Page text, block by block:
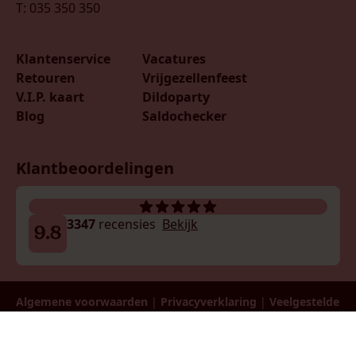
T: 035 350 350
Klantenservice
Retouren
V.I.P. kaart
Blog
Vacatures
Vrijgezellenfeest
Dildoparty
Saldochecker
Klantbeoordelingen
9.8 3347 recensies Bekijk
Algemene voorwaarden | Privacyverklaring | Veelgestelde